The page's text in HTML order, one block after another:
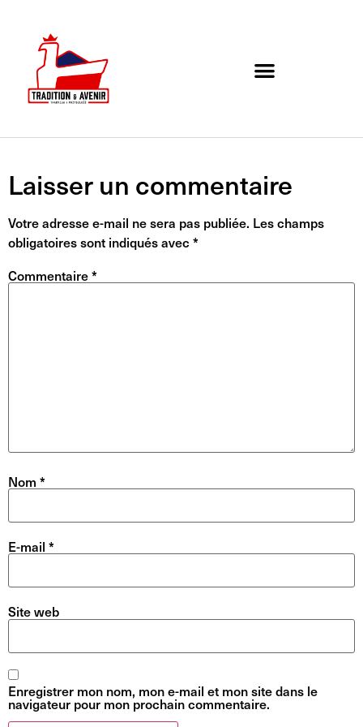
Laisser un commentaire
Votre adresse e-mail ne sera pas publiée. Les champs
obligatoires sont indiqués avec *
Commentaire*
Nom *
E-mail *
Site web
Enregistrer mon nom, mon e-mail et mon site dans le
navigateur pour mon prochain commentaire.